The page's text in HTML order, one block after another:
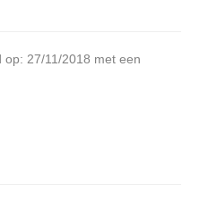
op: 27/11/2018 met een